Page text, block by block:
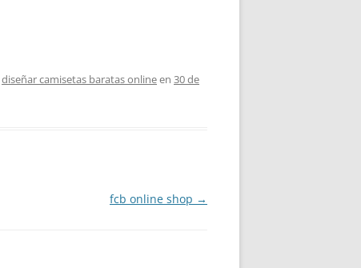
diseñar camisetas baratas onlineen 30 de
fcb online shop →